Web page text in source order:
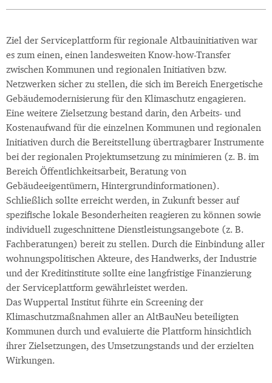
Ziel der Serviceplattform für regionale Altbauinitiativen war
es zum einen, einen landesweiten Know-how-Transfer
zwischen Kommunen und regionalen Initiativen bzw.
Netzwerken sicher zu stellen, die sich im Bereich Energetische
Gebäudemodernisierung für den Klimaschutz engagieren.
Eine weitere Zielsetzung bestand darin, den Arbeits- und
Kostenaufwand für die einzelnen Kommunen und regionalen
Initiativen durch die Bereitstellung übertragbarer Instrumente
bei der regionalen Projektumsetzung zu minimieren (z. B. im
Bereich Öffentlichkeitsarbeit, Beratung von
Gebäudeeigentümern, Hintergrundinformationen).
Schließlich sollte erreicht werden, in Zukunft besser auf
spezifische lokale Besonderheiten reagieren zu können sowie
individuell zugeschnittene Dienstleistungsangebote (z. B.
Fachberatungen) bereit zu stellen. Durch die Einbindung aller
wohnungspolitischen Akteure, des Handwerks, der Industrie
und der Kreditinstitute sollte eine langfristige Finanzierung
der Serviceplattform gewährleistet werden.
Das Wuppertal Institut führte ein Screening der
Klimaschutzmaßnahmen aller an AltBauNeu beteiligten
Kommunen durch und evaluierte die Plattform hinsichtlich
ihrer Zielsetzungen, des Umsetzungstands und der erzielten
Wirkungen.